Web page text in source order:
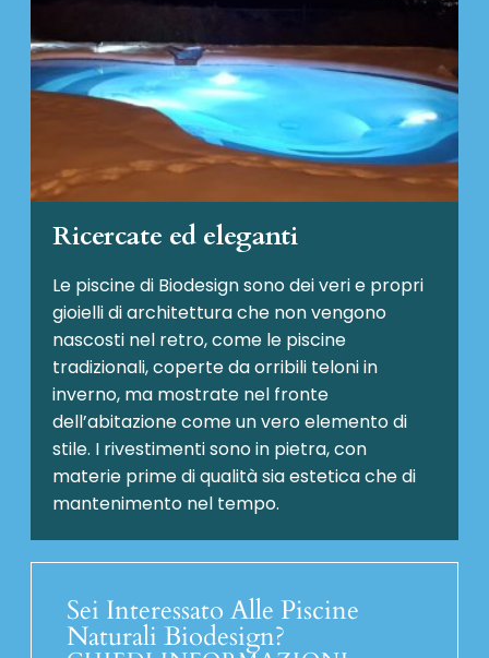
Ricercate ed eleganti
Le piscine di Biodesign sono dei veri e propri
gioielli di architettura che non vengono
nascosti nel retro, come le piscine
tradizionali, coperte da orribili teloni in
inverno, ma mostrate nel fronte
dell’abitazione come un vero elemento di
stile. I rivestimenti sono in pietra, con
materie prime di qualità sia estetica che di
mantenimento nel tempo.
Sei Interessato Alle Piscine
Naturali Biodesign?